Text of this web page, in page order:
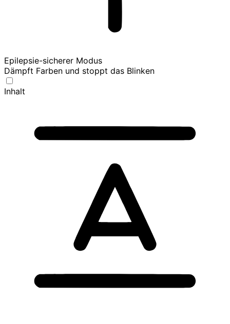
Epilepsie-sicherer Modus
Dämpft Farben und stoppt das Blinken
Inhalt